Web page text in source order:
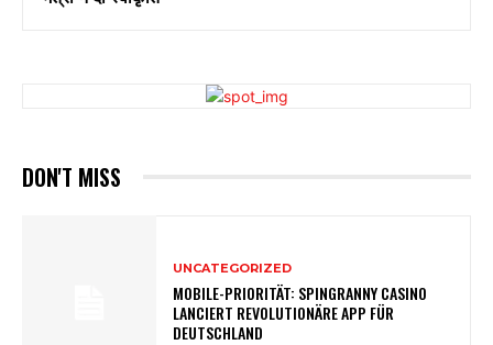
DON'T MISS
UNCATEGORIZED
MOBILE-PRIORITÄT: SPINGRANNY CASINO
LANCIERT REVOLUTIONÄRE APP FÜR
DEUTSCHLAND